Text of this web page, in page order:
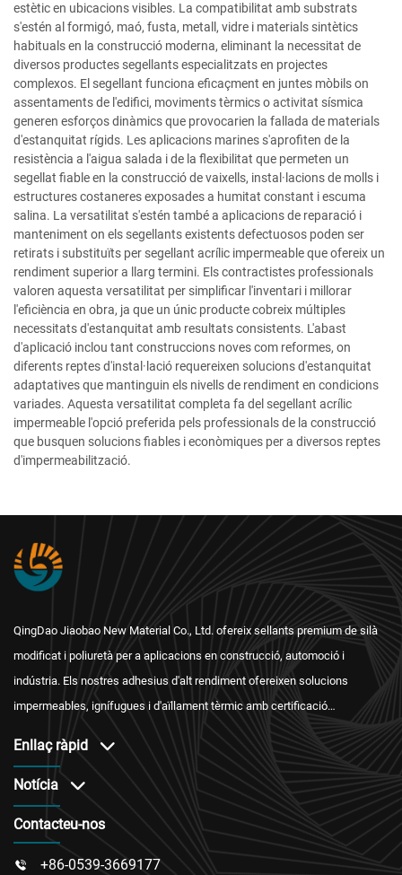
estètic en ubicacions visibles. La compatibilitat amb substrats
s'estén al formigó, maó, fusta, metall, vidre i materials sintètics
habituals en la construcció moderna, eliminant la necessitat de
diversos productes segellants especialitzats en projectes
complexos. El segellant funciona eficaçment en juntes mòbils on
assentaments de l'edifici, moviments tèrmics o activitat sísmica
generen esforços dinàmics que provocarien la fallada de materials
d'estanquitat rígids. Les aplicacions marines s'aprofiten de la
resistència a l'aigua salada i de la flexibilitat que permeten un
segellat fiable en la construcció de vaixells, instal·lacions de molls i
estructures costaneres exposades a humitat constant i escuma
salina. La versatilitat s'estén també a aplicacions de reparació i
manteniment on els segellants existents defectuosos poden ser
retirats i substituïts per segellant acrílic impermeable que ofereix un
rendiment superior a llarg termini. Els contractistes professionals
valoren aquesta versatilitat per simplificar l'inventari i millorar
l'eficiència en obra, ja que un únic producte cobreix múltiples
necessitats d'estanquitat amb resultats consistents. L'abast
d'aplicació inclou tant construccions noves com reformes, on
diferents reptes d'instal·lació requereixen solucions d'estanquitat
adaptatives que mantinguin els nivells de rendiment en condicions
variades. Aquesta versatilitat completa fa del segellant acrílic
impermeable l'opció preferida pels professionals de la construcció
que busquen solucions fiables i econòmiques per a diversos reptes
d'impermeabilització.
QingDao Jiaobao New Material Co., Ltd. ofereix sellants premium de silà
modificat i poliuretà per a aplicacions en construcció, automoció i
indústria. Els nostres adhesius d'alt rendiment ofereixen solucions
impermeables, ignífugues i d'aïllament tèrmic amb certificació
Enllaç ràpid
Notícia
Contacteu-nos
 +86-0539-3669177